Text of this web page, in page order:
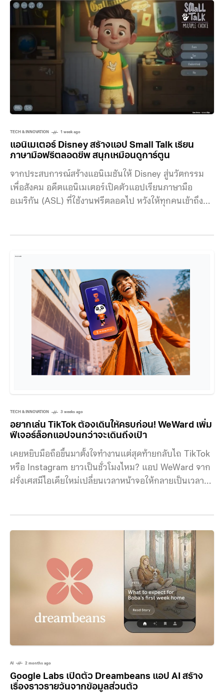
ยังคงกดดันผู้บริโภค โมเดลของ BlaBlaCar เปิดโอกาสให้ผู้
ขับขี่ที่มีที่นั่งว่างโพสต์เส้นทางเดินทางระหว่างเมือง เพื่อให้ผู้
โดยสารที่มีจุดหมายเดียวกันจองที่นั่งและร่วมแบ่งค่าใช้จ่าย
เช่น ค่าน้ำมันและค่าทางด่วน ระบบจะคำนวณค่าใช้จ่ายตาม
ระยะทางและกำหนดเพดานราคา เพื่อให้ครอบคลุมต้นทุน
การเดินทางเท่านั้น ไม่ใช่การสร้างรายได้หรือกำไรจากการ
รับผู้โดยสาร ตอนนี้ BlaBlaCar มีสมาชิกใช้งานมากกว่า
30 ล้านคนต่อปี และให้บริการแล้วใน 41 ประเทศ
TECH & INNOVATION 1 week ago
แอนิเมเตอร์ Disney สร้างแอป Small Talk เรียน
ภาษามือฟรีตลอดชีพ สนุกเหมือนดูการ์ตูน
จากประสบการณ์สร้างแอนิเมชันให้ Disney สู่นวัตกรรม
เพื่อสังคม อดีตแอนิเมเตอร์เปิดตัวแอปเรียนภาษามือ
อเมริกัน (ASL) ที่ใช้งานฟรีตลอดไป หวังให้ทุกคนเข้าถึง
อย่าง Frozen, Tangled และ Wreck-It Ralph เขาย้ำว่าแอ
ปเป็นเพียงจุดเริ่มต้นในการเชื่อมโยงผู้เรียนกับชุมชนคนหู
หนวก ไม่ใช่สิ่งที่มาแทนการเรียนรู้จากผู้สอนตัวจริง เบื้อง
หลังการพัฒนา Small Talk เกิดจากการทำงานร่วมกันของ
นักสร้างแอนิเมชัน ศิลปิน วิศวกร โปรดิวเซอร์ รวมถึงที่
ปรึกษาที่เป็นทั้งคนหูหนวก
TECH & INNOVATION 3 weeks ago
อยากเล่น TikTok ต้องเดินให้ครบก่อน! WeWard เพิ่ม
ฟีเจอร์ล็อกแอปจนกว่าจะเดินถึงเป้า
เคยหยิบมือถือขึ้นมาตั้งใจทำงานแต่สุดท้ายกลับไถ TikTok
หรือ Instagram ยาวเป็นชั่วโมงไหม? แอป WeWard จาก
ฝรั่งเศสมีไอเดียใหม่เปลี่ยนเวลาหน้าจอให้กลายเป็นเวลา
เป้าไว้ที่ 3,000 ก้าว ก็จะไม่สามารถเข้าใช้งาน TikTok หรือ
Instagram ได้จนกว่าจะเดินครบ โดยผู้ใช้สามารถเลือกทั้ง
จำนวนก้าวและแอปที่ต้องการล็อกได้เอง WeWard เป็นแอ
ปที่ใช้แนวคิด “ยิ่งเดิน ยิ่งได้รางวัล”
AI 2 months ago
Google Labs เปิดตัว Dreambeans แอป AI สร้าง
เรื่องราวรายวันจากข้อมูลส่วนตัว